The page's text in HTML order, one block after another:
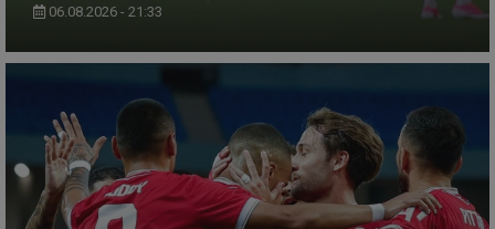
06.08.2026 - 21:33